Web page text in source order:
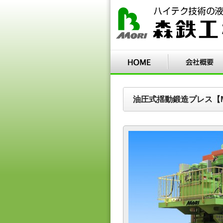
油圧式揺動鍛造プレス【